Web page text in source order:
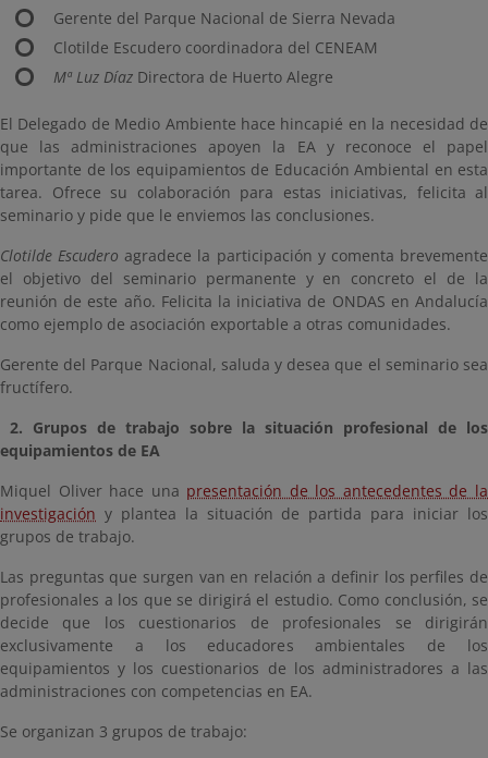
Gerente del Parque Nacional de Sierra Nevada
Clotilde Escudero coordinadora del CENEAM
Mª Luz Díaz Directora de Huerto Alegre
El Delegado de Medio Ambiente hace hincapié en la necesidad de
que las administraciones apoyen la EA y reconoce el papel
importante de los equipamientos de Educación Ambiental en esta
tarea. Ofrece su colaboración para estas iniciativas, felicita al
seminario y pide que le enviemos las conclusiones.
Clotilde Escudero agradece la participación y comenta brevemente
el objetivo del seminario permanente y en concreto el de la
reunión de este año. Felicita la iniciativa de ONDAS en Andalucía
como ejemplo de asociación exportable a otras comunidades.
Gerente del Parque Nacional, saluda y desea que el seminario sea
fructífero.
2. Grupos de trabajo sobre la situación profesional de los
equipamientos de EA
Miquel Oliver hace una presentación de los antecedentes de la
investigación y plantea la situación de partida para iniciar los
grupos de trabajo.
Las preguntas que surgen van en relación a definir los perfiles de
profesionales a los que se dirigirá el estudio. Como conclusión, se
decide que los cuestionarios de profesionales se dirigirán
exclusivamente a los educadores ambientales de los
equipamientos y los cuestionarios de los administradores a las
administraciones con competencias en EA.
Se organizan 3 grupos de trabajo: